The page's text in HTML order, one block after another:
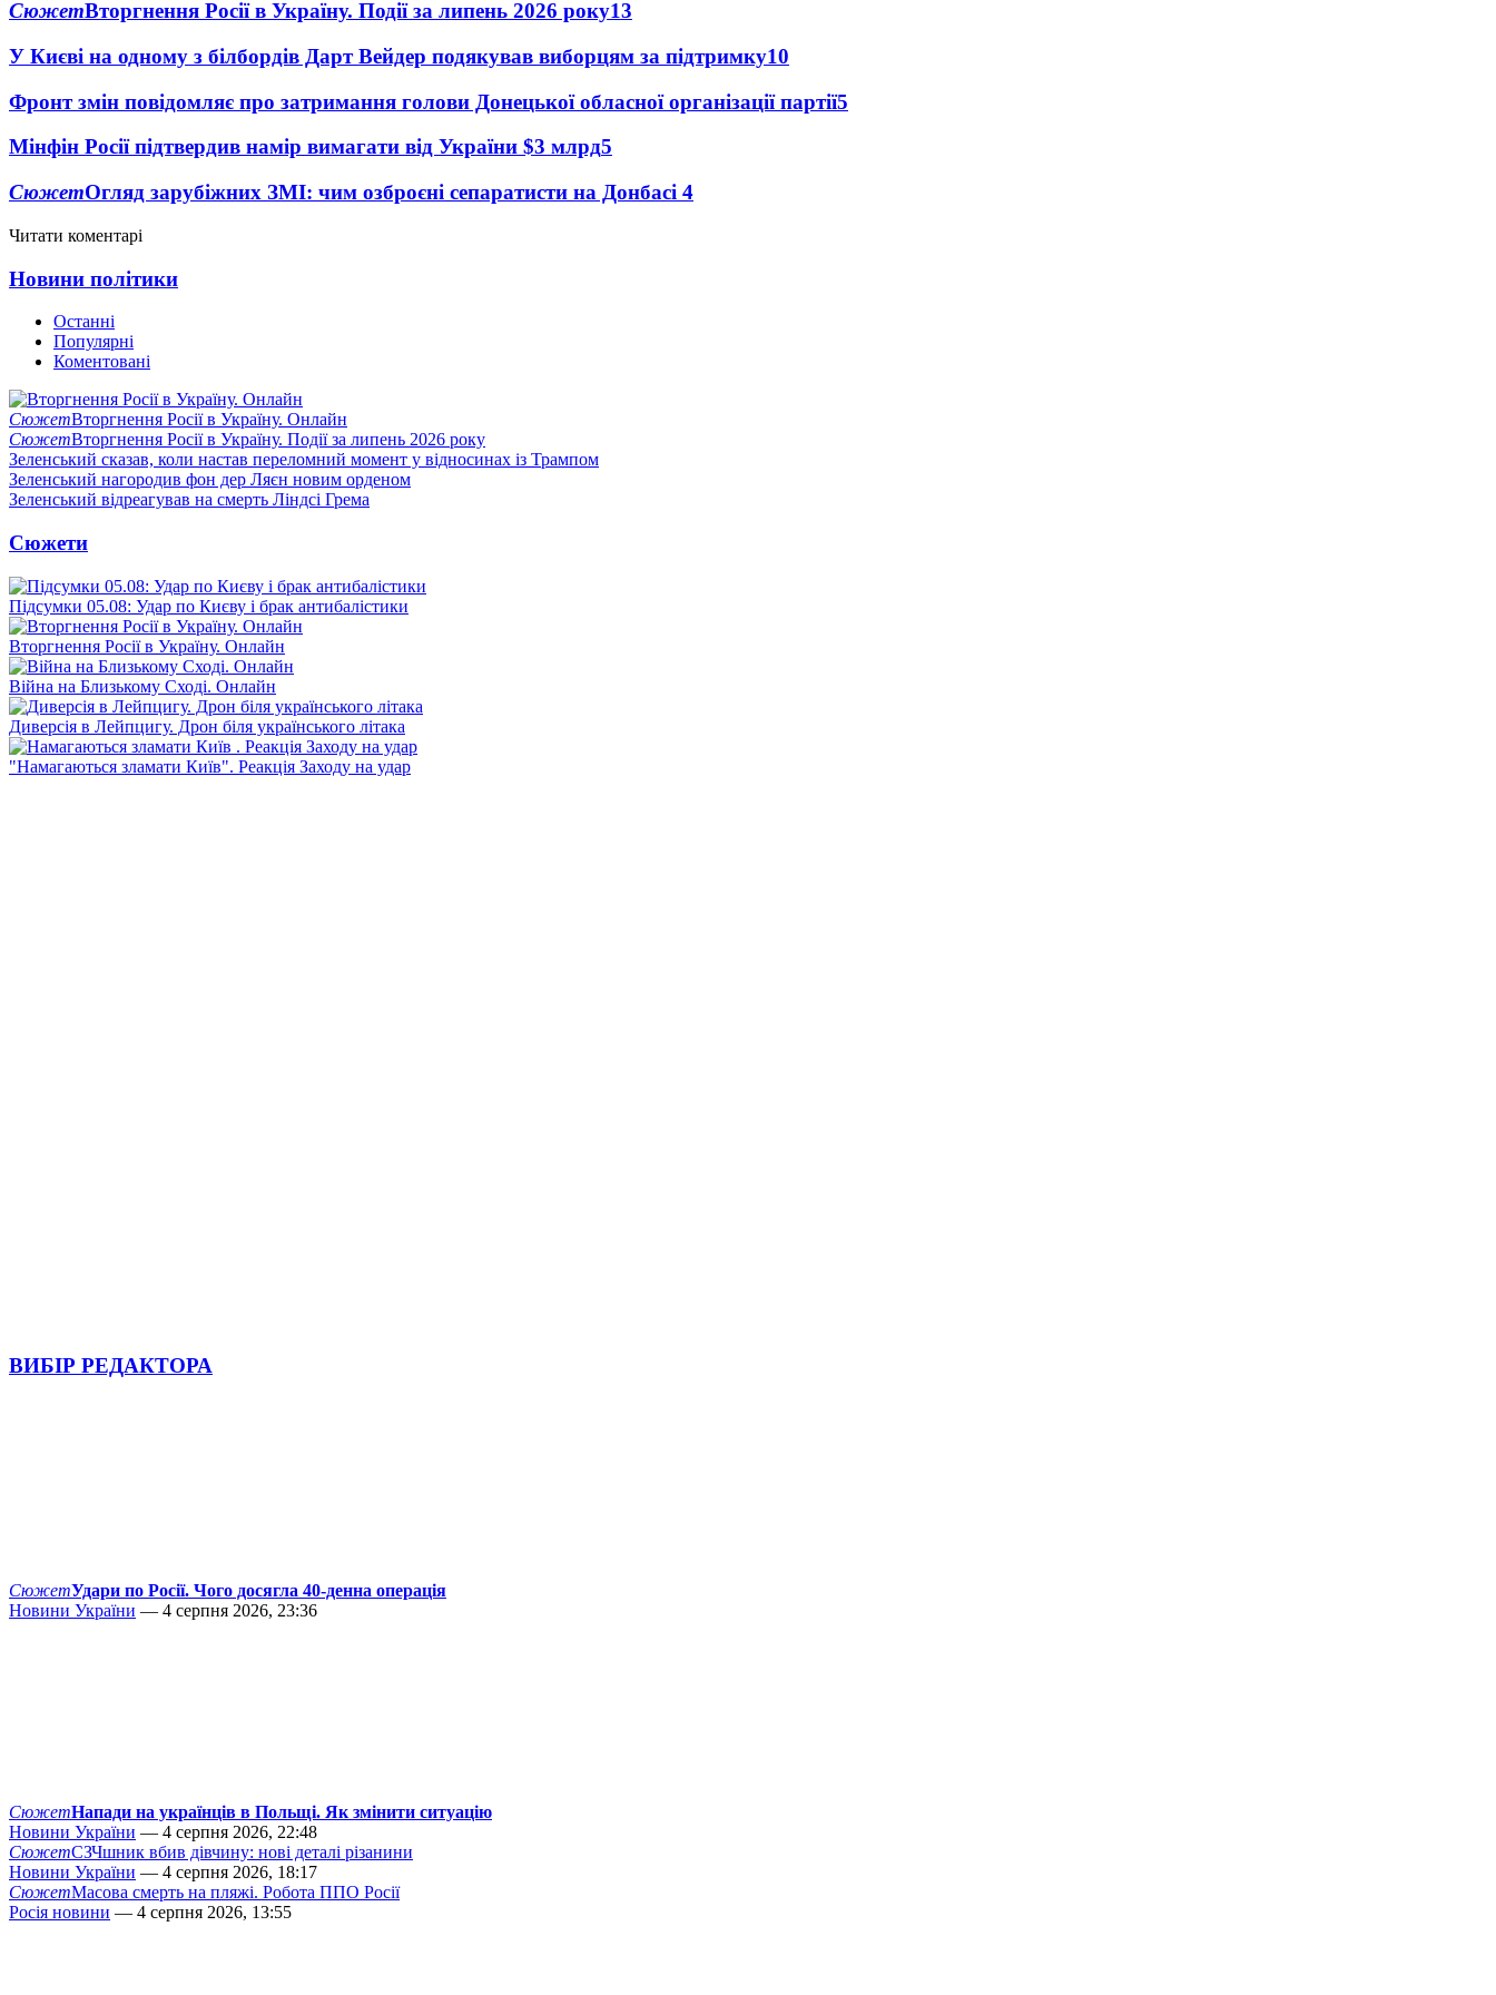
СюжетВторгнення Росії в Україну. Події за липень 2026 року13
У Києві на одному з білбордів Дарт Вейдер подякував виборцям за підтримку10
Фронт змін повідомляє про затримання голови Донецької обласної організації партії5
Мінфін Росії підтвердив намір вимагати від України $3 млрд5
СюжетОгляд зарубіжних ЗМІ: чим озброєні сепаратисти на Донбасі 4
Читати коментарі
Новини політики
Останні
Популярні
Коментовані
СюжетВторгнення Росії в Україну. Онлайн
СюжетВторгнення Росії в Україну. Події за липень 2026 року
Зеленський сказав, коли настав переломний момент у відносинах із Трампом
Зеленський нагородив фон дер Ляєн новим орденом
Зеленський відреагував на смерть Ліндсі Грема
Сюжети
Підсумки 05.08: Удар по Києву і брак антибалістики
Вторгнення Росії в Україну. Онлайн
Війна на Близькому Сході. Онлайн
Диверсія в Лейпцигу. Дрон біля українського літака
"Намагаються зламати Київ". Реакція Заходу на удар
ВИБІР РЕДАКТОРА
СюжетУдари по Росії. Чого досягла 40-денна операція
Новини України — 4 серпня 2026, 23:36
СюжетНапади на українців в Польщі. Як змінити ситуацію
Новини України — 4 серпня 2026, 22:48
СюжетСЗЧшник вбив дівчину: нові деталі різанини
Новини України — 4 серпня 2026, 18:17
СюжетМасова смерть на пляжі. Робота ППО Росії
Росія новини — 4 серпня 2026, 13:55